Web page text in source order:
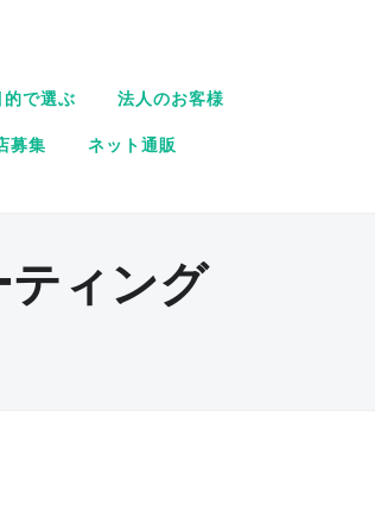
的で選ぶ
法人のお客様
募集 ネット通販
ィング